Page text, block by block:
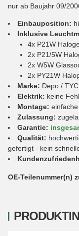
nur ab Baujahr 09/
Einbauposition:
Inklusive
4x P21W
2x P21/5W
2x W5W
2x PY21W
Marke: Depo / TYC
Elektrik: keine
Montage:
Zulassung:
Garantie:
Qualität:
gefertigt - kein
OE-Teilenummer(n)